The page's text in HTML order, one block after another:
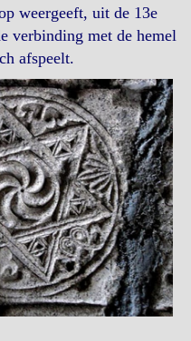
weergeeft, uit de 13e
verbinding met de hemel
afspeelt.